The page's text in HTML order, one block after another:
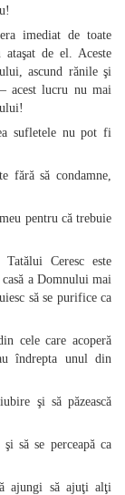
imediat de toate
de el. Aceste
ascund rănile şi
acest lucru nu mai
sufletele nu pot fi
fără să condamne,
pentru că trebuie
Ceresc este
a Domnului mai
să se purifice ca
cele care acoperă
îndrepta unul din
şi să păzească
să se perceapă ca
ajungi să ajuţi alţi